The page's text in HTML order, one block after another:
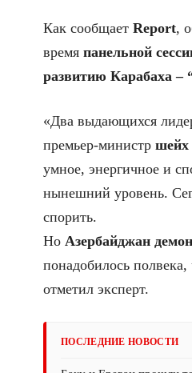
Как сообщает Report,
время панельной
развитию Карабаха –
«Два выдающихся
премьер-министр шейх
умное, энергичное и
нынешний уровень.
спорить.
Но Азербайджан
понадобилось
отметил эксперт.
ПОСЛЕДНИЕ НОВОСТИ